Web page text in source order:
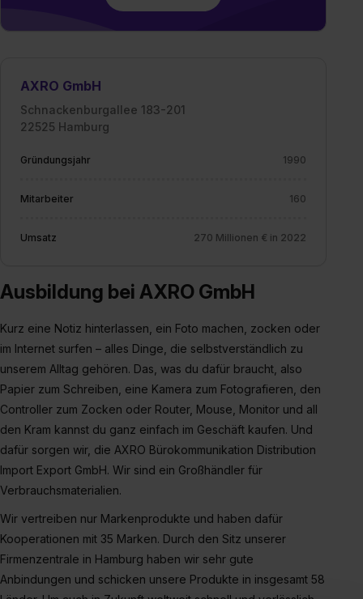
AXRO GmbH
Schnackenburgallee 183-201
22525 Hamburg
Gründungsjahr 1990
Mitarbeiter 160
Umsatz 270 Millionen € in 2022
Ausbildung bei AXRO GmbH
Kurz eine Notiz hinterlassen, ein Foto machen, zocken oder
im Internet surfen – alles Dinge, die selbstverständlich zu
unserem Alltag gehören. Das, was du dafür braucht, also
Papier zum Schreiben, eine Kamera zum Fotografieren, den
Controller zum Zocken oder Router, Mouse, Monitor und all
den Kram kannst du ganz einfach im Geschäft kaufen. Und
dafür sorgen wir, die AXRO Bürokommunikation Distribution
Import Export GmbH. Wir sind ein Großhändler für
Verbrauchsmaterialien.
Wir vertreiben nur Markenprodukte und haben dafür
Kooperationen mit 35 Marken. Durch den Sitz unserer
Firmenzentrale in Hamburg haben wir sehr gute
Anbindungen und schicken unsere Produkte in insgesamt 58